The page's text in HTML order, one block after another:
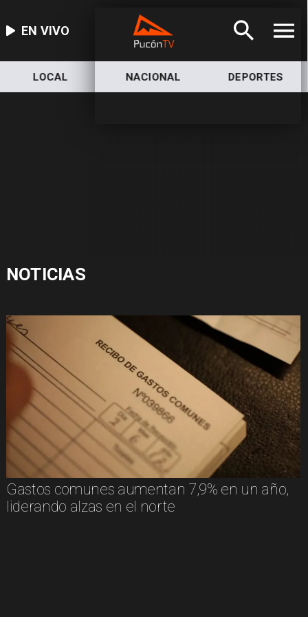
EN VIVO
LOCAL NACIONAL DEPORTES
NOTICIAS
Gastos comunes aumentan 7,9% en un año,
liderando alzas en el norte